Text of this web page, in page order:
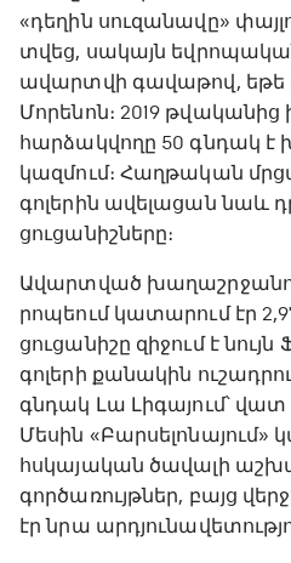
«դեղին սուզանավը»
տվեց, սակայն
ավարտվի գավաթով, եթե
Մորենոն։ 2019
հարձակվողը 50 գնդակ է
կազմում։ Հաղթական
գոլերին ավելացան նաև
ցուցանիշները։
Ավարտված
րոպեում կատարում էր
ցուցանիշը զիջում է
գոլերի քանակին
գնդակ Լա Լիգայում՝ վատ
Մեսին «Բարսելոնայում»
հսկայական ծավալի
գործառույթներ, բայց
էր նրա